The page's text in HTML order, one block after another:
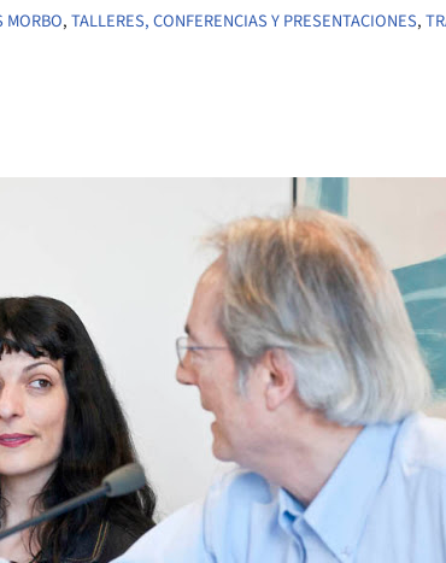
MORBO,TALLERES, CONFERENCIAS Y PRESENTACIONES,